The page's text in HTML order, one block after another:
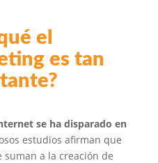
el
es tan
se ha disparado en
estudios afirman que
suman a la creación de